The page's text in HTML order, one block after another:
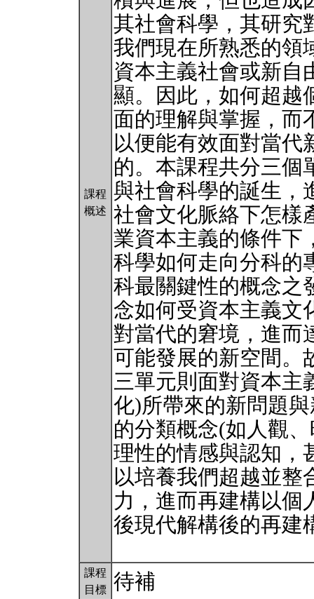
課程
概述
其社會科學，其研究
我們現在所熟悉的領
資本主義社會或新自
顯。因此，如何超越
面的理解與掌握，而
以便能有效面對當代
的。本課程共分三個
與社會科學的誕生，
社會文化脈絡下怎樣
業資本主義的條件下
科學如何走向分科的
科最關鍵性的概念之
念如何受資本主義文
對當代的窘境，進而
可能發展的新空間。
三單元則面對資本主
化)所帶來的新問題
的分類概念(如人觀
理性的情感與認知，
以培養我們超越並整
力，進而再建構以個
後現代解構後的再建
課程
目標 待補